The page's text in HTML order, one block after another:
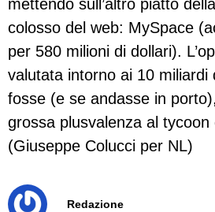
mettendo sull’altro piatto
colosso del web: MySpace
per 580 milioni di dollari).
valutata intorno ai 10 miliardi
fosse (e se andasse in
grossa plusvalenza al tycoon
(Giuseppe Colucci per NL)
Redazione